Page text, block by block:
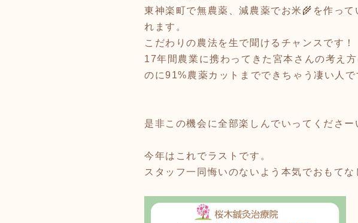
東神楽町で無農薬、減農薬でお米🌾を作っ
れます。
こだわりの農法を生で聞けるチャンスです！
17年間農業に携わってきた宮本さんの考え
のに91%農薬カットまでできちゃう凄い人で
是非この機会に全部楽しんでいってくださー
今年はこれでラストです。
スタッフ一同悔いのないよう本気でおもて